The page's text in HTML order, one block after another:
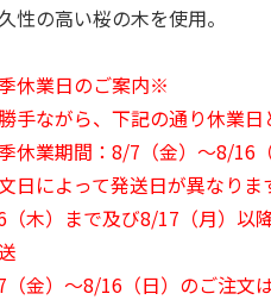
性の高い桜の木を使用。
休業日のご案内※
手ながら、下記の通り休業日
休業期間：8/7（金）～8/16（
日によって発送日が異なりま
（木）まで及び8/17（月）以
（金）～8/16（日）のご注文